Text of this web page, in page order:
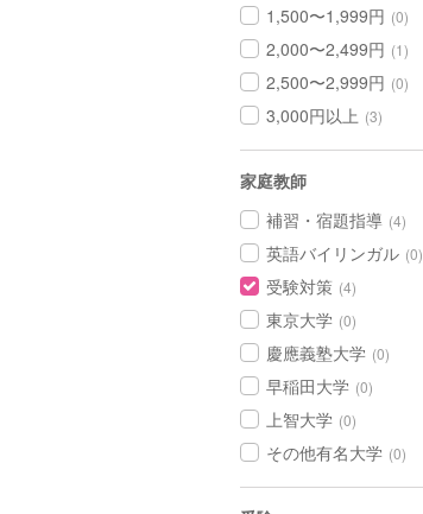
1,500〜1,999円 (0)
2,000〜2,499円 (1)
2,500〜2,999円 (0)
3,000円以上 (3)
家庭教師
補習・宿題指導 (4)
英語バイリンガル (0)
受験対策 (4)
東京大学 (0)
慶應義塾大学 (0)
早稲田大学 (0)
上智大学 (0)
その他有名大学 (0)